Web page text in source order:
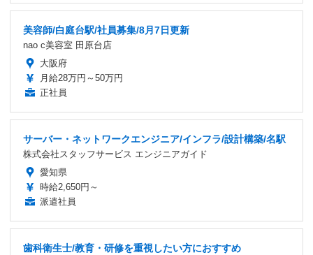
美容師/白庭台駅/社員募集/8月7日更新
nao c美容室 田原台店
大阪府
月給28万円～50万円
正社員
サーバー・ネットワークエンジニア/インフラ/設計構築/名駅
株式会社スタッフサービス エンジニアガイド
愛知県
時給2,650円～
派遣社員
歯科衛生士/教育・研修を重視したい方におすすめ